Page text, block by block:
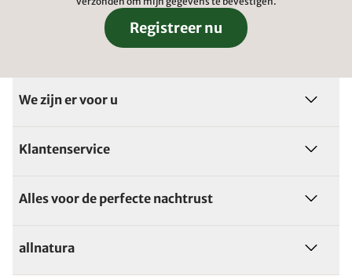
Registreer nu
We zijn er voor u
Klantenservice
Alles voor de perfecte nachtrust
allnatura